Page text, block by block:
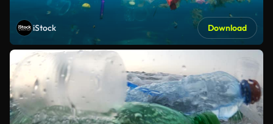
iStock Download